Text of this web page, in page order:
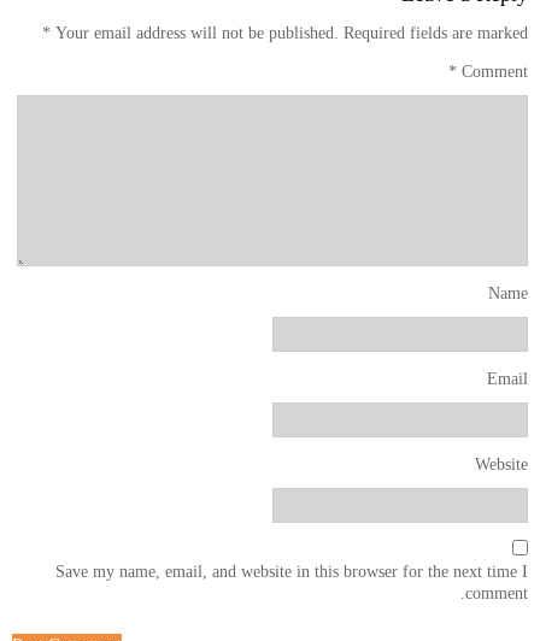
Your email address will not be published. Required fields are marked
*
Comment
*
Name
Email
Website
Save my name, email, and website in this browser for the next time I
comment.